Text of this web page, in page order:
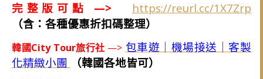
完整版可點 —>
https://reurl.cc/1X7Zrp
（含：各種優惠折扣碼整理）
韓國City Tour旅行社 —> 包車遊｜機場接送｜客製
化精緻小團
（韓國各地皆可）